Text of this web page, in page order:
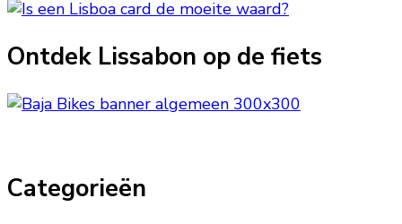
Ontdek Lissabon op de fiets
Categorieën